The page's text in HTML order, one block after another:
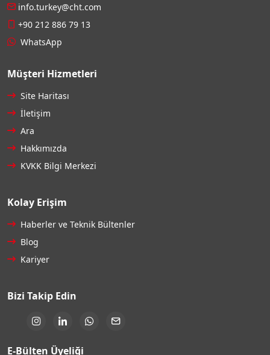
info.turkey@cht.com
+90 212 886 79 13
WhatsApp
Müşteri Hizmetleri
Site Haritası
İletişim
Ara
Hakkımızda
KVKK Bilgi Merkezi
Kolay Erişim
Haberler ve Teknik Bültenler
Blog
Kariyer
Bizi Takip Edin
E-Bülten Üyeliği